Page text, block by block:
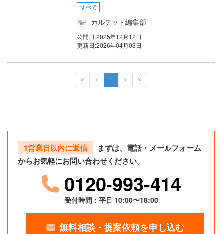
広告代理店・HP制作会社様へ
お申し込みから運用開始までの流れ
すべて
カルテット編集部
公開日:2025年12月12日
更新日:2026年04月03日
1
1営業日以内に返信
まずは、電話・メールフォーム
からお気軽にお問い合わせください。
0120-993-414
受付時間 : 平日 10:00〜18:00
無料相談・提案依頼を申し込む